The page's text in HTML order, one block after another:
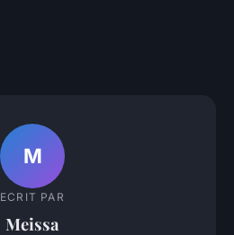
M
ECRIT PAR
Meissa